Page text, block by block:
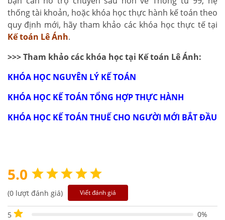
thống tài khoản, hoặc khóa học thực hành kế toán theo
quy định mới, hãy tham khảo các khóa học thực tế tại
Kế toán Lê Ánh.
>>> Tham khảo các khóa học tại Kế toán Lê Ánh:
KHÓA HỌC NGUYÊN LÝ KẾ TOÁN
KHÓA HỌC KẾ TOÁN TỔNG HỢP THỰC HÀNH
KHÓA HỌC KẾ TOÁN THUẾ CHO NGƯỜI MỚI BẮT ĐẦU
5.0
(0 lượt đánh giá) Viết đánh giá
5
0%